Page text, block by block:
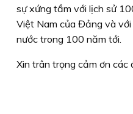
sự xứng tầm với lịch sử
Việt Nam của Đảng và
nước trong 100 năm tới.
Xin trân trọng cảm ơn các